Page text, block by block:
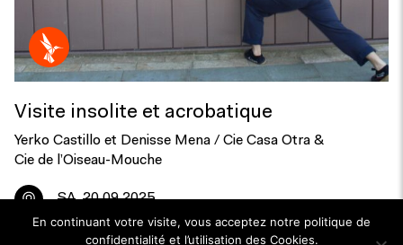
Visite insolite et acrobatique
Yerko Castillo et Denisse Mena / Cie Casa Otra &
Cie de l’Oiseau-Mouche
SA 20.09.2025
En continuant votre visite, vous acceptez notre politique de
confidentialité et l’utilisation des Cookies.